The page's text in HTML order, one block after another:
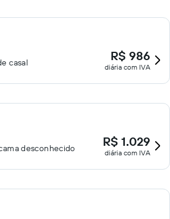
casal R$ 986
diária com IVA
desconhecido R$ 1.029
diária com IVA